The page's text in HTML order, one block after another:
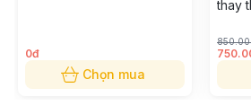
0đ
Chọn mua
thay